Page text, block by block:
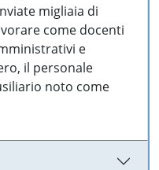
migliaia di
come docenti
e
il personale
noto come